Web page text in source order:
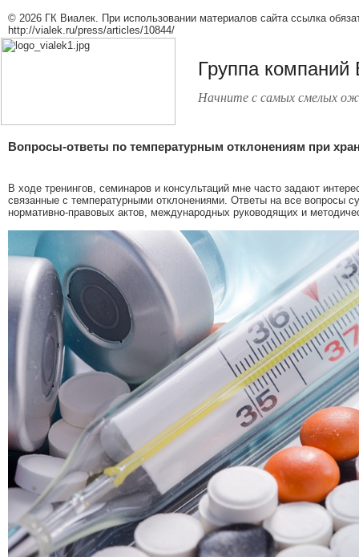
Группа
Начните с самых смелых
Вопросы-ответы по температурным отклонениям при
В ходе тренингов, семинаров и консультаций мне часто задают
связанные с температурными отклонениями. Ответы на все вопросы
нормативно-правовых актов, международных руководящих и
© 2026 ГК Виалек. При использовании материалов сайта ссылка
http://vialek.ru/press/articles/10844/